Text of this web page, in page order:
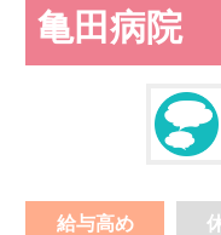
亀田病院
給与高め